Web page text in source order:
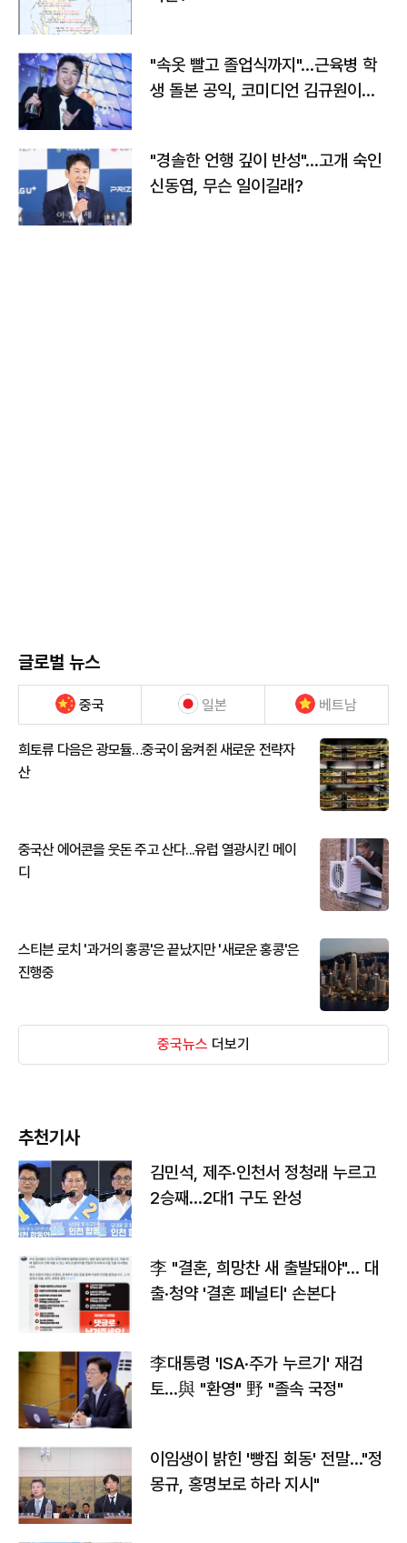
"속옷 빨고 졸업식까지"…근육병 학
생 돌본 공익, 코미디언 김규원이었
"경솔한 언행 깊이 반성"…고개 숙인
신동엽, 무슨 일이길래?
글로벌 뉴스
중국 일본 베트남
희토류 다음은 광모듈…중국이 움켜쥔 새로운 전략자
산
중국산 에어콘을 웃돈 주고 산다...유럽 열광시킨 메이
디
스티븐 로치 '과거의 홍콩'은 끝났지만 '새로운 홍콩'은
진행중
중국뉴스 더보기
추천기사
김민석, 제주·인천서 정청래 누르고
2승째…2대1 구도 완성
李 "결혼, 희망찬 새 출발돼야"… 대
출·청약 '결혼 페널티' 손본다
李대통령 'ISA·주가 누르기' 재검
토…與 "환영" 野 "졸속 국정"
이임생이 밝힌 '빵집 회동' 전말…"정
몽규, 홍명보로 하라 지시"